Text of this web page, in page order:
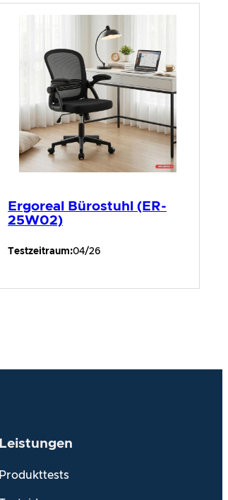
Ergoreal Bürostuhl (ER-
25W02)
Testzeitraum:04/26
Leistungen
Produkttests